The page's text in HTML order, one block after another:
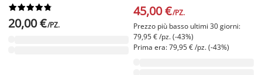






20,00 €/PZ.
45,00 €/PZ.
Prezzo più basso ultimi 30 giorni:
79,95 € /pz. (-43%)
Prima era: 79,95 € /pz. (-43%)